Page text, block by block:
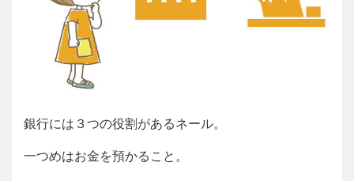
銀行には３つの役割があるネール。
一つめはお金を預かること。